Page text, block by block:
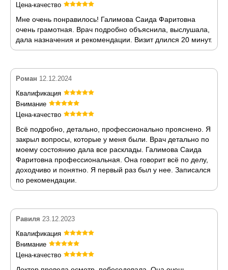
Цена-качество
Мне очень понравилось! Галимова Саида Фаритовна
очень грамотная. Врач подробно объяснила, выслушала,
дала назначения и рекомендации. Визит длился 20 минут.
Роман 12.12.2024
Квалификация
Внимание
Цена-качество
Всё подробно, детально, профессионально прояснено. Я
закрыл вопросы, которые у меня были. Врач детально по
моему состоянию дала все расклады. Галимова Саида
Фаритовна профессиональная. Она говорит всё по делу,
доходчиво и понятно. Я первый раз был у нее. Записался
по рекомендации.
Равиля 23.12.2023
Квалификация
Внимание
Цена-качество